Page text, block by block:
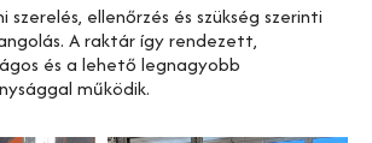
szerelés, ellenőrzés és szükség szerinti
A raktár így rendezett,
és a lehető legnagyobb
működik.